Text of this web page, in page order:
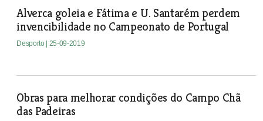
Alverca goleia e Fátima e U. Santarém perdem
invencibilidade no Campeonato de Portugal
Desporto | 25-09-2019
Obras para melhorar condições do Campo Chã
das Padeiras